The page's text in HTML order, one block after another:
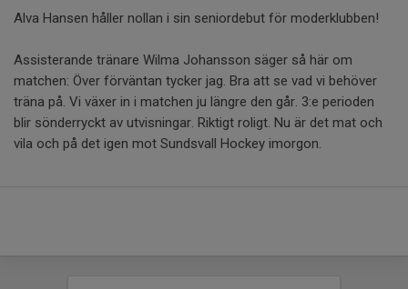
Alva Hansen håller nollan i sin seniordebut för moderklubben!
Assisterande tränare Wilma Johansson säger så här om
matchen: Över förväntan tycker jag. Bra att se vad vi behöver
träna på. Vi växer in i matchen ju längre den går. 3:e perioden
blir sönderryckt av utvisningar. Riktigt roligt. Nu är det mat och
vila och på det igen mot Sundsvall Hockey imorgon.